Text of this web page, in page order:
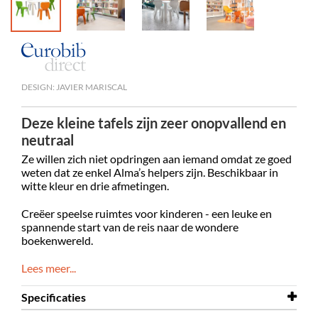
DESIGN: JAVIER MARISCAL
Deze kleine tafels zijn zeer onopvallend en
neutraal
Ze willen zich niet opdringen aan iemand omdat ze goed
weten dat ze enkel Alma’s helpers zijn. Beschikbaar in
witte kleur en drie afmetingen.
Creëer speelse ruimtes voor kinderen - een leuke en
spannende start van de reis naar de wondere
boekenwereld.
Lees meer...
Specificaties